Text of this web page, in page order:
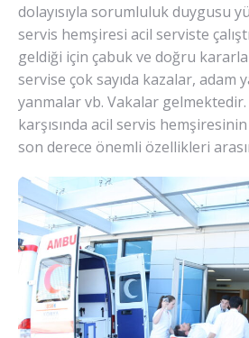
dolayısıyla sorumluluk duygusu
servis hemşiresi acil serviste
geldiği için çabuk ve doğru
servise çok sayıda kazalar, adam
yanmalar vb. Vakalar
karşısında acil servis
son derece önemli özellikleri